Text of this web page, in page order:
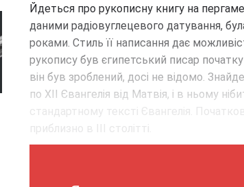
Йдеться про рукописну книгу на
даними радіовуглецевого датування,
роками. Стиль її написання дає
рукопису був єгипетський писар
він був зроблений, досі не відомо.
по XII Євангелія від Матвія, і в ньому
стандартному тексті Євангелія.
приблизно в III столітті.